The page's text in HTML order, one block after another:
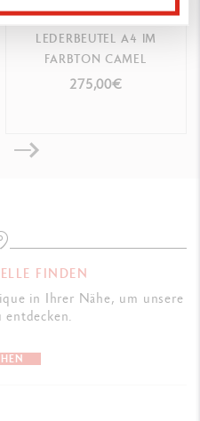
LEDERBEUTEL A4 IM
FARBTON CAMEL
275,00€
FINDEN
in Ihrer Nähe, um unsere
entdecken.